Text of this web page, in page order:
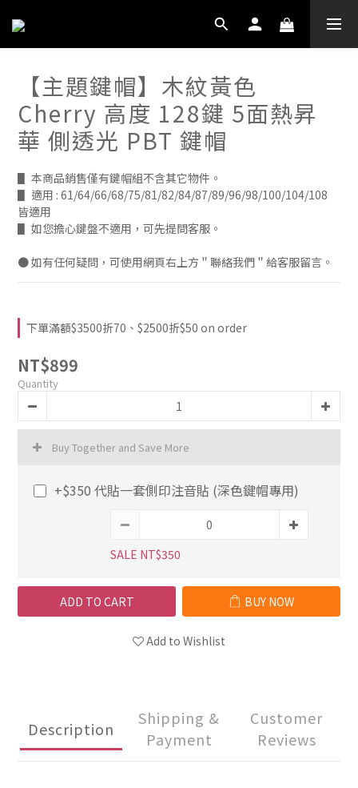
【主題鍵帽】木紋黃色
Cherry 高度 128鍵 5面熱昇
華 側透光 PBT 鍵帽
▋ 本商品銷售僅有鍵帽組不含其它物件。
▋ 適用 : 61/64/66/68/75/81/82/84/87/89/96/98/100/104/108
皆適用
▋ 如您擔心鍵盤不適用，可先提問客服。
● 如有任何疑問，可使用網頁右上方＂聯絡我們＂給客服留言。
下單滿額$3500折70、$2500折$50 on order
NT$899
Quantity
Buy Together and Save More
+$350 代貼一套側印注音貼 (深色鍵帽專用)
SALE NT$350
ADD TO CART BUY NOW
Add to Wishlist
Description
Shipping &
Payment
Customer
Reviews